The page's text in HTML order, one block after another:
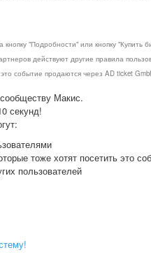
"Подробности" или кнопку "Купить
действуют другие правила
событие продаются через AD ticket
Макис.
секунд!
тоже хотят посетить это
пользователей